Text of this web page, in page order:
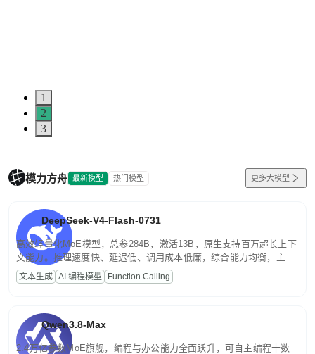
1
2
3
模力方舟 最新模型 热门模型 更多大模型
DeepSeek-V4-Flash-0731
高效轻量化MoE模型，总参284B，激活13B，原生支持百万超长上下
文能力。推理速度快、延迟低、调用成本低廉，综合能力均衡，主打
高并发、轻量化任务，适合日常对话、内容创作、基础 RAG、批量
文案处理等普惠刚需场景。
文本生成 AI 编程模型 Function Calling
Qwen3.8-Max
2.4万亿参数MoE旗舰，编程与办公能力全面跃升，可自主编程十数